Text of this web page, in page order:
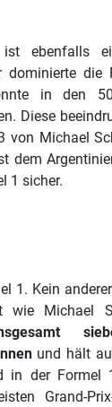
ebenfalls
dominierte
in den
Diese
von Michael
dem
1 sicher.
1. Kein
wie Michael
und hält
in der Formel
Grand-